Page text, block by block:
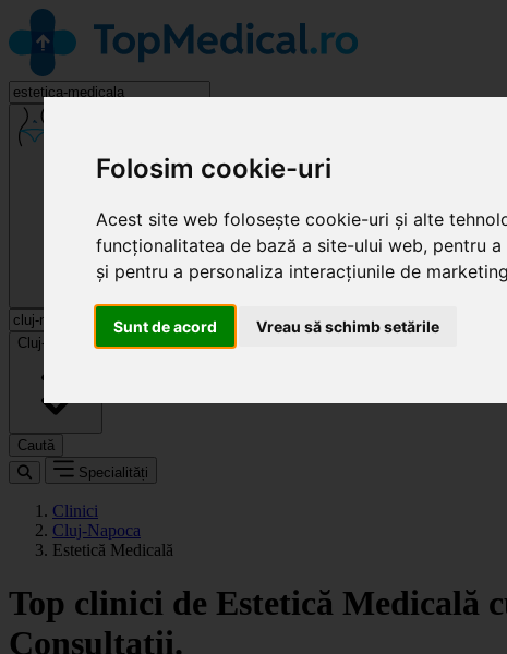
Folosim cookie-uri
Acest site web folosește cookie-uri și alte
funcționalitatea de bază a site-ului web, pentru
și pentru a personaliza interacțiunile de marketing
Sunt de acord Vreau să schimb setările
Cluj-Napoca
Caută
Specialități
Clinici
Cluj-Napoca
Estetică Medicală
Top clinici de Estetică
Consultații.